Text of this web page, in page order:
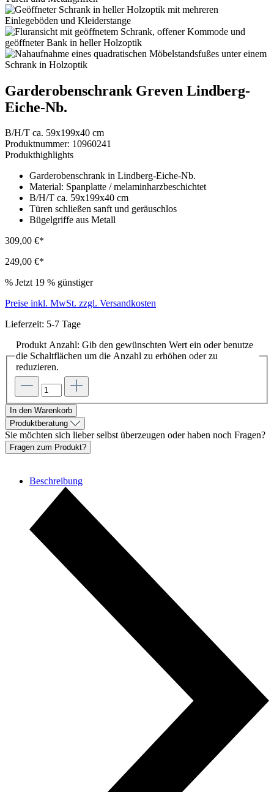
Garderobenschrank Greven Lindberg-
B/H/T ca. 59x199x40 cm
Produktnummer:10960241
Garderobenschrank in Lindberg-Eiche-Nb.
Material: Spanplatte / melaminharzbeschichtet
B/H/T ca. 59x199x40 cm
Türen schließen sanft und geräuschlos
Produkt Anzahl: Gib den gewünschten Wert ein oder benutze
die Schaltflächen um die Anzahl zu erhöhen oder zu
reduzieren.
In den Warenkorb
Produktberatung
Sie möchten sich lieber selbst überzeugen oder haben noch Fragen?
Beschreibung